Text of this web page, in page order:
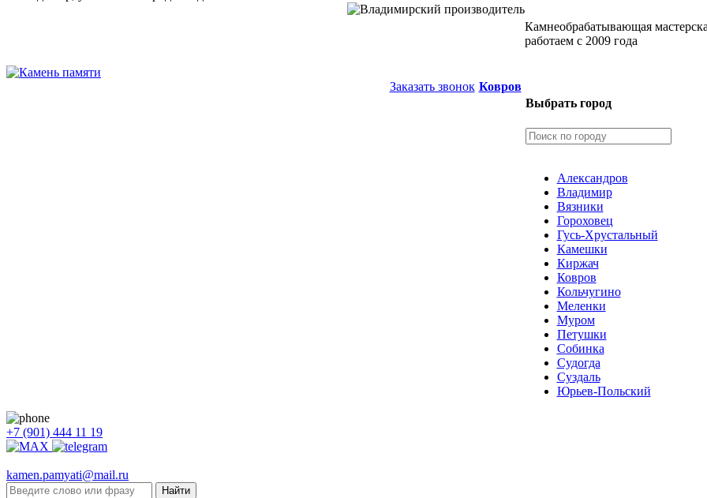
Камнеобрабатывающая
работаем с 2009 года
Заказать звонок Ковров
Выбрать город
Александров
Владимир
Вязники
Гороховец
Гусь-Хрустальный
Камешки
Киржач
Ковров
Кольчугино
Меленки
Муром
Петушки
Собинка
Судогда
Суздаль
Юрьев-Польский
+7 (901) 444 11 19
kamen.pamyati@mail.ru